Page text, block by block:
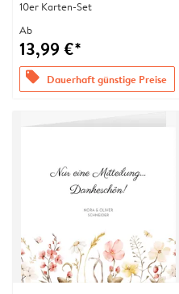
10er Karten-Set
Ab
13,99 €*
offers Dauerhaft günstige Preise